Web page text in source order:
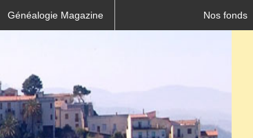
Généalogie Magazine Nos fonds